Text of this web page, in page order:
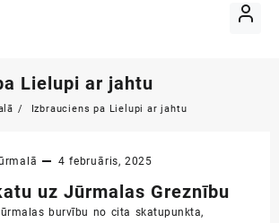
Lielupi ar jahtu
Izbrauciens pa Lielupi ar jahtu
4 februāris, 2025
uz Jūrmalas Greznību
burvību no cita skatupunkta,